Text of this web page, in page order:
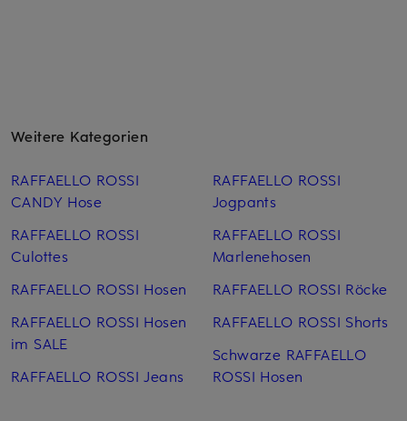
Weitere Kategorien
RAFFAELLO ROSSI
CANDY Hose
RAFFAELLO ROSSI
Culottes
RAFFAELLO ROSSI Hosen
RAFFAELLO ROSSI Hosen
im SALE
RAFFAELLO ROSSI Jeans
RAFFAELLO ROSSI
Jogpants
RAFFAELLO ROSSI
Marlenehosen
RAFFAELLO ROSSI Röcke
RAFFAELLO ROSSI Shorts
Schwarze RAFFAELLO
ROSSI Hosen